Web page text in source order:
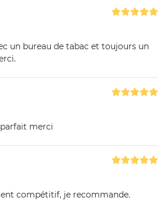
un bureau de tabac et toujours un
merci
compétitif, je recommande.